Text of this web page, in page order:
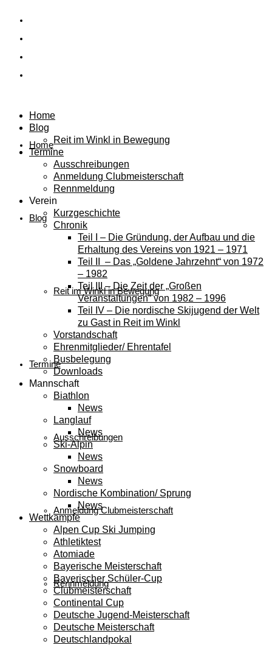
Home
Blog
Reit im Winkl in Bewegung
Termine
Ausschreibungen
Anmeldung Clubmeisterschaft
Rennmeldung
Home
Blog
Reit im Winkl in Bewegung
Termine
Ausschreibungen
Anmeldung Clubmeisterschaft
Rennmeldung
Verein
Kurzgeschichte
Chronik
Teil I – Die Gründung, der Aufbau und die
Erhaltung des Vereins von 1921 – 1971
Teil II – Das „Goldene Jahrzehnt“ von 1972
– 1982
Teil III – Die Zeit der „Großen
Veranstaltungen“ von 1982 – 1996
Teil IV – Die nordische Skijugend der Welt
zu Gast in Reit im Winkl
Vorstandschaft
Ehrenmitglieder/ Ehrentafel
Busbelegung
Downloads
Mannschaft
Biathlon
News
Langlauf
News
Ski-Alpin
News
Snowboard
News
Nordische Kombination/ Sprung
News
Wettkämpfe
Alpen Cup Ski Jumping
Athletiktest
Atomiade
Bayerische Meisterschaft
Bayerischer Schüler-Cup
Clubmeisterschaft
Continental Cup
Deutsche Jugend-Meisterschaft
Deutsche Meisterschaft
Deutschlandpokal